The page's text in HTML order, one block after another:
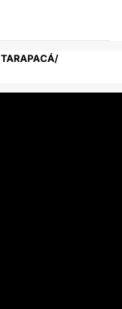
TARAPACÁ